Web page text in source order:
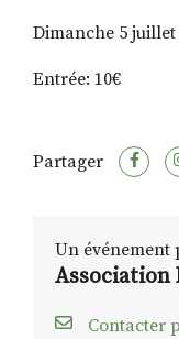
Dimanche 5 juillet
Entrée: 10€
Partager
Un événement
Association
Contacter